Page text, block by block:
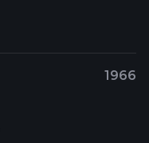
1966